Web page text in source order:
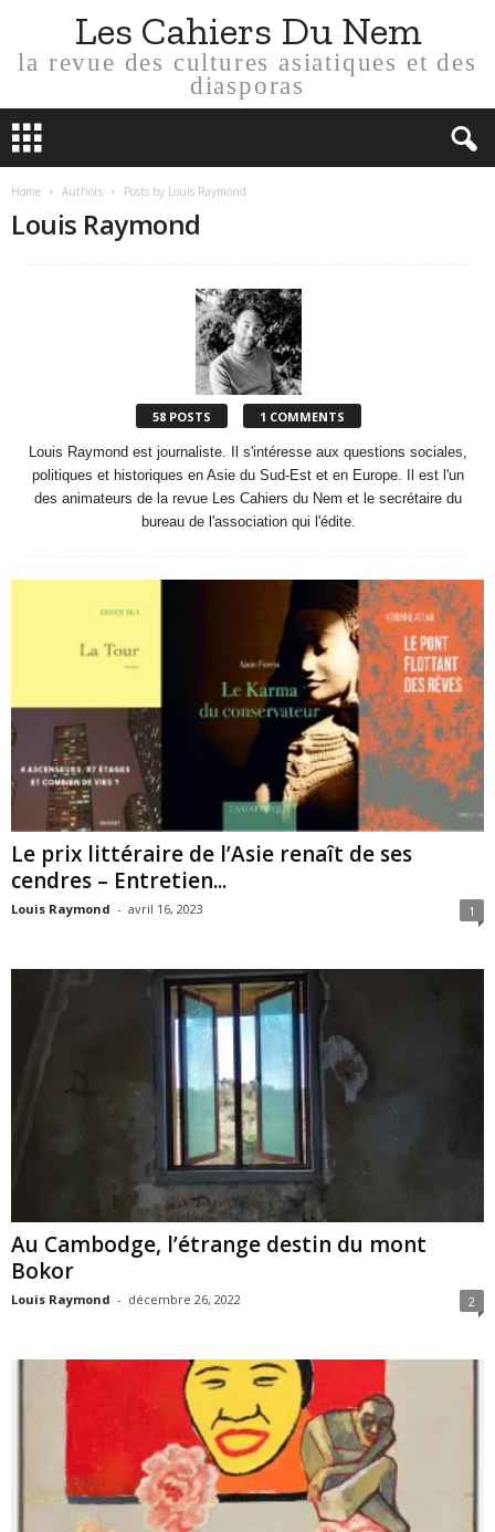
Les Cahiers Du Nem
la revue des cultures asiatiques et des
diasporas
Home Authors Posts by Louis Raymond
Louis Raymond
58 POSTS 1 COMMENTS
Louis Raymond est journaliste. Il s'intéresse aux questions sociales,
politiques et historiques en Asie du Sud-Est et en Europe. Il est l'un
des animateurs de la revue Les Cahiers du Nem et le secrétaire du
bureau de l'association qui l'édite.
Le prix littéraire de l’Asie renaît de ses
cendres – Entretien...
Louis Raymond - avril 16, 2023 1
Au Cambodge, l’étrange destin du mont
Bokor
Louis Raymond - décembre 26, 2022 2